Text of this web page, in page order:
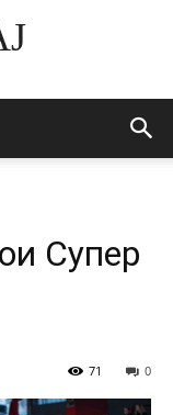
Супер
0
71